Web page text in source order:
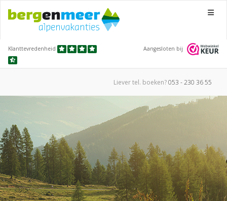
Menu
Klanttevredenheid Aangesloten bij
Liever tel. boeken?053 - 230 36 55